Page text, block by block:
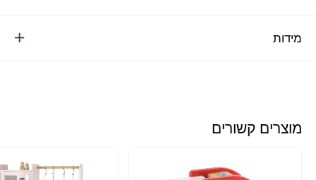
מידות
מוצרים קשורים